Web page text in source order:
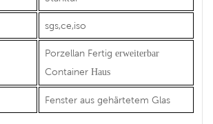
sgs,ce,iso
Porzellan Fertig erweiterbar
Container Haus
Fenster aus gehärtetem Glas